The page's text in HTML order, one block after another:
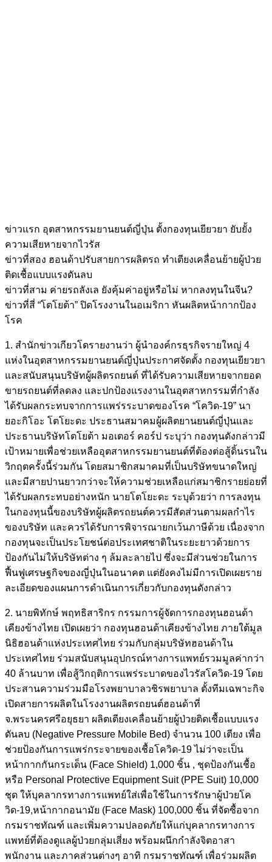
ข่าวแรก อุตสาหกรรมยานยนต์ญี่ปุ่น ตั้งกองทุนเยียวยา ยับยั้ง
ความเสียหายจากไวรัส
ข่าวที่สอง ฮอนด้าปรับสายการผลิตรถ ทำเตียงเคลื่อนย้ายผู้ป่วย
ติดเชื้อแบบแรงดันลบ
ข่าวที่สาม ค่ายรถลังเล ยังคุ้มค่าอยู่หรือไม่ หากลงทุนในจีน?
ข่าวที่สี่ “โตโยต้า” ปิดโรงงานในอเมริกา หันผลิตหน้ากากป้อง
โรค
1. สำนักข่าวเกียวโดรายงานว่า ผู้นำองค์กรธุรกิจรายใหญ่ 4
แห่งในอุตสาหกรรมยานยนต์ญี่ปุ่นประกาศจัดตั้ง กองทุนเยียวยา
และสนับสนุนบริษัทผู้ผลิตรถยนต์ ที่ได้รับความเสียหายจากยอด
ขายรถยนต์ที่ลดลง และปกป้องแรงงานในอุตสาหกรรมที่กำลัง
ได้รับผลกระทบจากการแพร่รระบาดของโรค “โควิด-19” นา
ยอะกิโอะ โตโยะดะ ประธานสมาคมผู้ผลิตยานยนต์ญี่ปุ่นและ
ประธานบริษัทโตโยต้า มอเตอร์ คอร์ป ระบุว่า กองทุนดังกล่าวมี
เป้าหมายเพื่อช่วยเหลืออุตสาหกรรมยานยนต์ที่ต้องต่อสู้ดิ้นรนใน
วิกฤตครั้งนี้ร่วมกัน โดยสมาชิกสมาคมที่เป็นบริษัทขนาดใหญ่
และมีสายปานยาวกว่าจะให้ความช่วยเหลือแก่สมาชิกรายย่อยที่
ได้รับผลกระทบอย่างหนัก นายโตโยะดะ ระบุด้วยว่า การลงทุน
ในกองทุนนี้ของบริษัทผู้ผลิตรถยนต์ควรมีสัดส่วนตามผลกำไร
ของบริษัท และควรได้รับการพิจารณายกเว้นภาษีด้วย เนื่องจาก
กองทุนจะเป็นประโยชน์ต่อประเทศชาติในระยะยาวด้วยการ
ป้องกันไม่ให้บริษัทต่าง ๆ ล้มละลายไป ซึ่งจะมีส่วนช่วยในการ
ฟื้นฟูเศรษฐกิจของญี่ปุ่นในอนาคต แต่ยังคงไม่มีการเปิดเผยราย
ละเอียดของแผนการดำเนินการเกี่ยวกับกองทุนดังกล่าว
2. นายพิทักษ์ พฤทธิสาริกร กรรมการผู้จัดการกองทุนฮอนด้า
เคียงข้างไทย เปิดเผยว่า กองทุนฮอนด้าเคียงข้างไทย ภายใต้มูล
นิธิฮอนด้าแห่งประเทศไทย ร่วมกับกลุ่มบริษัทฮอนด้าใน
ประเทศไทย ร่วมสนับสนุนอุปกรณ์ทางการแพทย์รวมมูลค่ากว่า
40 ล้านบาท เพื่อสู้วิกฤติการแพร่ระบาดของไวรัสโควิด-19 โดย
ประสานความร่วมมือโรงพยาบาลวชิรพยาบาล ตั้งทีมเฉพาะกิจ
เปิดสายการผลิตในโรงงานผลิตรถยนต์ฮอนด้าที่
จ.พระนครศรีอยุธยา ผลิตเตียงเคลื่อนย้ายผู้ป่วยติดเชื้อแบบแรง
ดันลบ (Negative Pressure Mobile Bed) จำนวน 100 เตียง เพื่อ
ช่วยป้องกันการแพร่กระจายของเชื้อโควิด-19 ไม่ว่าจะเป็น
หน้ากากกันกระเด็น (Face Shield) 1,000 ชิ้น , ชุดป้องกันเชื้อ
หรือ Personal Protective Equipment Suit (PPE Suit) 10,000
ชุด ให้บุคลากรทางการแพทย์ใส่เพื่อใช้ในการรักษาผู้ป่วยโค
วิด-19,หน้ากากอนามัย (Face Mask) 100,000 ชิ้น ที่จัดซื้อจาก
กรมราชทัณฑ์ และเพิ่มความปลอดภัยให้แก่บุคลากรทางการ
แพทย์ที่ต้องดูแลผู้ป่วยกลุ่มเสี่ยง พร้อมผนึกกำลังจิตอาสา
พนักงาน และภาคส่วนต่างๆ อาทิ กรมราชทัณฑ์ เพื่อร่วมผลิต